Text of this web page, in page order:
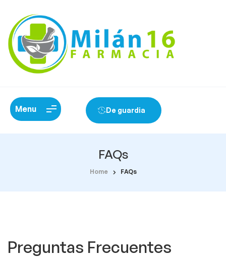
Menu De guardia
FAQs
Home FAQs
Preguntas Frecuentes